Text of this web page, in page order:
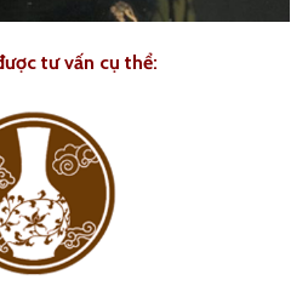
tư vấn cụ thể: